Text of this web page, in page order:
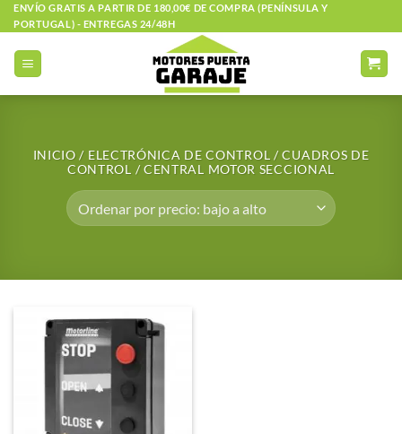
Saltar
al
contenido
ENVÍO GRATIS A PARTIR DE 180,00€ DE COMPRA (PENÍNSULA Y
PORTUGAL) - ENTREGAS 24/48H
INICIO / ELECTRÓNICA DE CONTROL / CUADROS DE
CONTROL /CENTRAL MOTOR SECCIONAL